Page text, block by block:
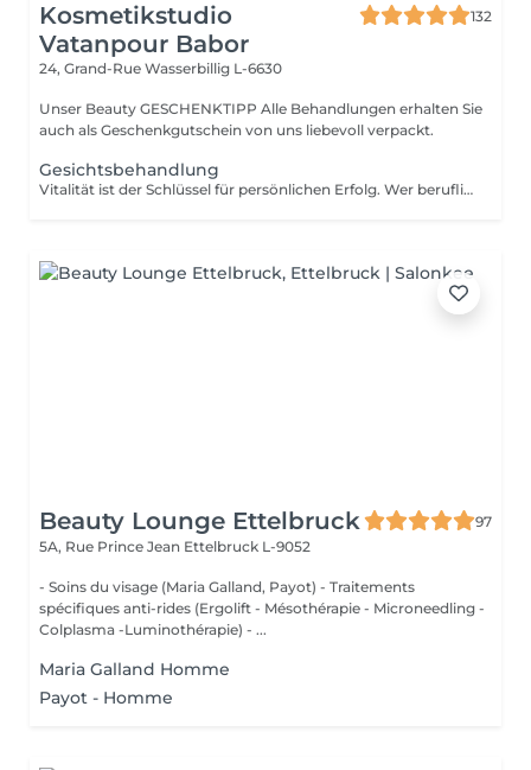
Kosmetikstudio
Vatanpour Babor
132
24, Grand-Rue Wasserbillig L-6630
Unser Beauty GESCHENKTIPP Alle Behandlungen erhalten Sie
auch als Geschenkgutschein von uns liebevoll verpackt.
Gesichtsbehandlung
Vitalität ist der Schlüssel für persönlichen Erfolg. Wer beruflich wie privat zupackend auftritt, wirkt souverän und fühlt sich wohl in seiner Haut. Unser Anspruch ist es, diese vitale Energie zu erhalten. Den Attraktivität ist etwas sehr Individuelles und keine Frage des Alters. Auszeit für Körper, Geist und Seele. Die aufeinander abgestimmte Kombination aus einer belebenden Pflege und kraftspendenden Massagen weckt schnell die Lebensgeister und macht wieder munter. Fühlen Sie sich frischer, vitaler und meistern Sie Herausforderungen mit neuem Elan. Unsere wohltuenden BABOR Men Behandlungen vertreiben zuverlässig Stress und Anspannung. BABOR Men schenkt Ihrer Haut ein attraktives, vitales Aussehen und Entspannung pur. NEUE ENERGIE TANKEN Diese erfrischende Gesichtsbehandlung ist ein intensives Verwöhnerlebnis. Sie aktiviert und belebt zugleich, damit Sie wieder gestärkt in den Alltag eintauchen können.
Beauty Lounge Ettelbruck
97
5A, Rue Prince Jean Ettelbruck L-9052
- Soins du visage (Maria Galland, Payot) - Traitements
spécifiques anti-rides (Ergolift - Mésothérapie - Microneedling -
Colplasma -Luminothérapie) - ...
Maria Galland Homme
Payot - Homme